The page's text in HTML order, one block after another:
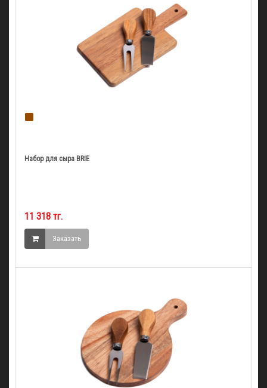
Набор для сыра BRIE
11 318 тг.
Заказать